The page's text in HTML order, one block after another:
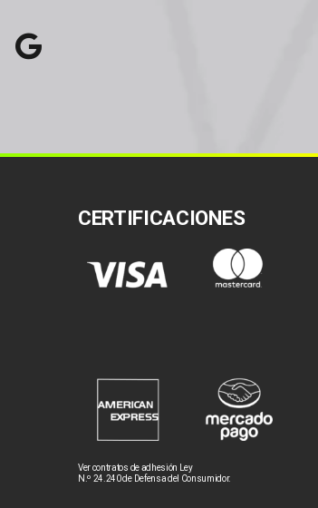
CERTIFICACIONES
Ver contratos de adhesión Ley
N.º 24.240 de Defensa del Consumidor.